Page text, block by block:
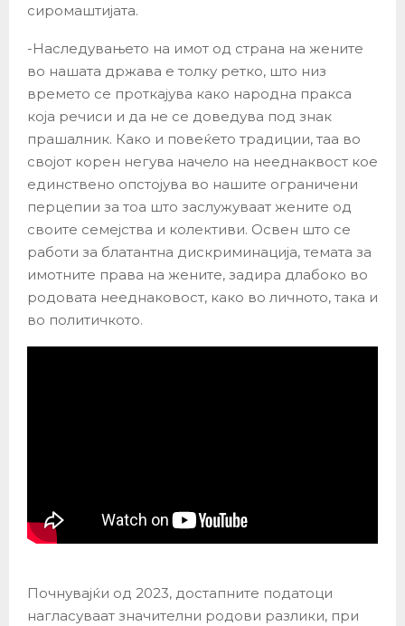
сиромаштијата.
-Наследувањето на имот од страна на жените
во нашата држава е толку ретко, што низ
времето се проткајува како народна пракса
која речиси и да не се доведува под знак
прашалник. Како и повеќето традиции, таа во
својот корен негува начело на нееднаквост кое
единствено опстојува во нашите ограничени
перцепии за тоа што заслужуваат жените од
своите семејства и колективи. Освен што се
работи за блатантна дискриминација, темата за
имотните права на жените, задира длабоко во
родовата нееднаковост, како во личното, така и
во политичкото.
Почнувајќи од 2023, достапните податоци
нагласуваат значителни родови разлики, при